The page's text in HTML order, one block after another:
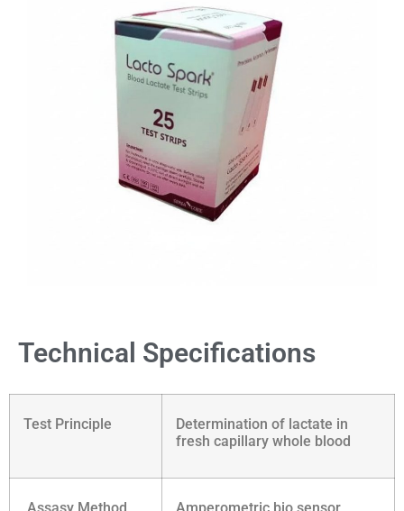
Technical Specifications
Test Principle
Determination of lactate in
fresh capillary whole blood